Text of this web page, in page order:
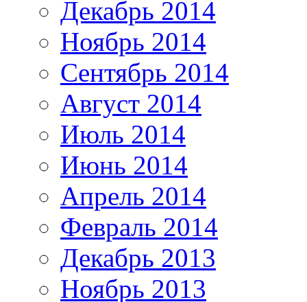
Декабрь 2014
Ноябрь 2014
Сентябрь 2014
Август 2014
Июль 2014
Июнь 2014
Апрель 2014
Февраль 2014
Декабрь 2013
Ноябрь 2013